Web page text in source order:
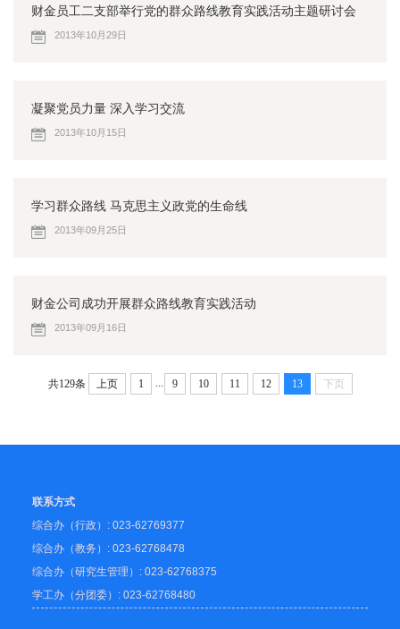
财金员工二支部举行党的群众路线教育实践活动主题研讨会
2013年10月29日
凝聚党员力量 深入学习交流
2013年10月15日
学习群众路线 马克思主义政党的生命线
2013年09月25日
财金公司成功开展群众路线教育实践活动
2013年09月16日
共129条 上页 1 ... 9 10 11 12 13 下页
联系方式
综合办（行政）: 023-62769377
综合办（教务）: 023-62768478
综合办（研究生管理）: 023-62768375
学工办（分团委）: 023-62768480